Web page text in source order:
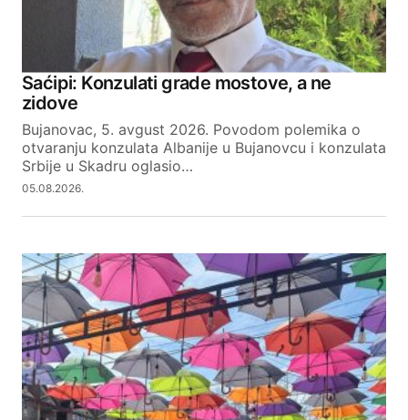
Saćipi: Konzulati grade mostove, a ne
zidove
Bujanovac, 5. avgust 2026. Povodom polemika o
otvaranju konzulata Albanije u Bujanovcu i konzulata
Srbije u Skadru oglasio…
05.08.2026.